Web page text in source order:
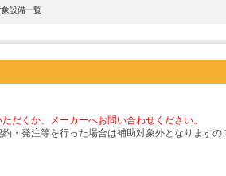
設備一覧
だくか、メーカーへお問い合わせください。
発注等を行った場合は補助対象外となりますの